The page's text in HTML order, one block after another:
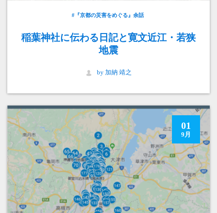
#『京都の災害をめぐる』余話
稲葉神社に伝わる日記と寛文近江・若狭
地震
by 加納 靖之
01
9月